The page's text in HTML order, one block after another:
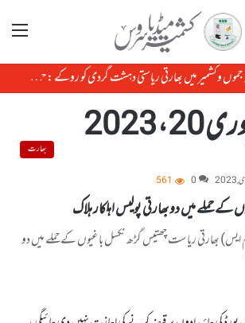
مینو
عالمی برادری مقبوضہ جموں وکشمیر میں بھارتی ریاستی دہشت گردی کو روکے : حریت کانفرنس
2023
بھارت
0
561
حملے میں دو بھارتی پولیس اہلکار ہلاک
ایم ایس) بھارتی ریاست چھتیس گڑھ نکسل باغیوں کے حملے میں دو